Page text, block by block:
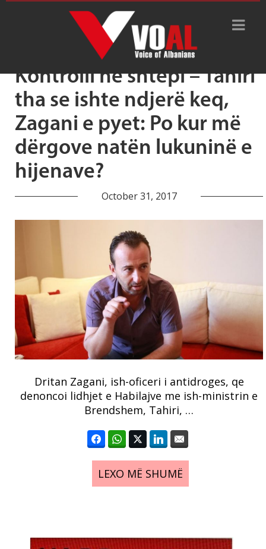
Tag Archive: ish-oficeri
Kontrolli në shtëpi – Tahiri
tha se ishte ndjerë keq,
Zagani e pyet: Po kur më
dërgove natën lukuninë e
hijenave?
October 31, 2017
Dritan Zagani, ish-oficeri i antidroges, qe
denoncoi lidhjet e Habilajve me ish-ministrin e
Brendshem, Tahiri, …
LEXO MË SHUMË